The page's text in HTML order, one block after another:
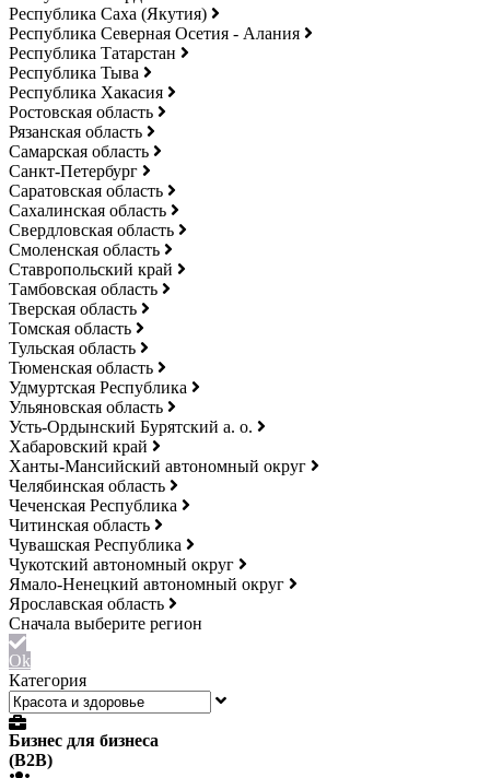
Республика Саха (Якутия)
Республика Северная Осетия - Алания
Республика Татарстан
Республика Тыва
Республика Хакасия
Ростовская область
Рязанская область
Самарская область
Санкт-Петербург
Саратовская область
Сахалинская область
Свердловская область
Смоленская область
Ставропольский край
Тамбовская область
Тверская область
Томская область
Тульская область
Тюменская область
Удмуртская Республика
Ульяновская область
Усть-Ордынский Бурятский а. о.
Хабаровский край
Ханты-Мансийский автономный округ
Челябинская область
Чеченская Республика
Читинская область
Чувашская Республика
Чукотский автономный округ
Ямало-Ненецкий автономный округ
Ярославская область
Ok
Категория
Бизнес для бизнеса
(B2B)